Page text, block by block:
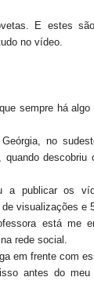
E estes
no vídeo.
sempre há
no
a publicar os
visualizações e
está me
rede social.
em frente com
antes do